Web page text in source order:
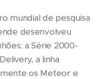
mundial de pesquisa
desenvolveu
a Série 2000-
a linha
os Meteor e